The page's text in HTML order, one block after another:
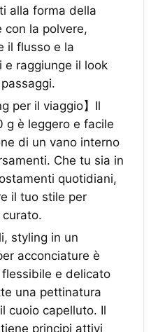
alla forma della
con la polvere,
il flusso e la
e raggiunge il look
per il viaggio】Il
g è leggero e facile
di un vano interno
Che tu sia in
quotidiani,
il tuo stile per
styling in un
acconciature è
e delicato
una pettinatura
cuoio capelluto. Il
principi attivi